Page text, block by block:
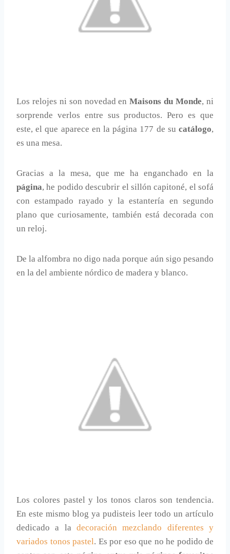
Los relojes ni son novedad enMaisons du Monde, ni
sorprende verlos entre sus productos. Pero es que
este, el que aparece en la página 177 de su catálogo,
es una mesa.
Gracias a la mesa, que me ha enganchado en la
página, he podido descubrir el sillón capitoné, el sofá
con estampado rayado y la estantería en segundo
plano que curiosamente, también está decorada con
un reloj.
De la alfombra no digo nada porque aún sigo pesando
en la del ambiente nórdico de madera y blanco.
Los colores pastel y los tonos claros son tendencia.
En este mismo blog ya pudisteis leer todo un artículo
dedicado a la decoración mezclando diferentes y
variados tonos pastel. Es por eso que no he podido de